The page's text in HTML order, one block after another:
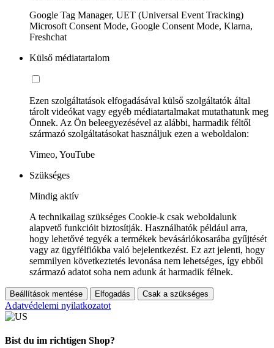
Google Tag Manager, UET (Universal Event Tracking)
Microsoft Consent Mode, Google Consent Mode, Klarna,
Freshchat
Külső médiatartalom
Ezen szolgáltatások elfogadásával külső szolgáltatók által
tárolt videókat vagy egyéb médiatartalmakat mutathatunk meg
Önnek. Az Ön beleegyezésével az alábbi, harmadik féltől
származó szolgáltatásokat használjuk ezen a weboldalon:
Vimeo, YouTube
Szükséges
Mindig aktív
A technikailag szükséges Cookie-k csak weboldalunk
alapvető funkcióit biztosítják. Használhatók például arra,
hogy lehetővé tegyék a termékek bevásárlókosarába gyűjtését
vagy az ügyfélfiókba való bejelentkezést. Ez azt jelenti, hogy
semmilyen következtetés levonása nem lehetséges, így ebből
származó adatot soha nem adunk át harmadik félnek.
Beállítások mentése Elfogadás Csak a szükséges
Adatvédelemi nyilatkozatot
Bist du im richtigen Shop?